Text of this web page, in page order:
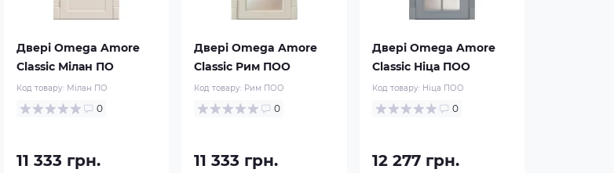
Двері Omega Amore
Classic Мілан ПО
Код товару: Мілан ПО
0
11 333 грн.
Двері Omega Amore
Classic Рим ПОО
Код товару: Рим ПОО
0
11 333 грн.
Двері Omega Amore
Classic Ніца ПОО
Код товару: Ніца ПОО
0
12 277 грн.